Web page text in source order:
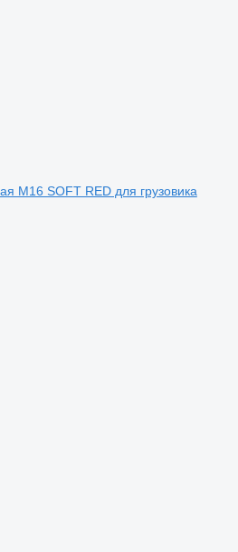
M16 SOFT RED для грузовика